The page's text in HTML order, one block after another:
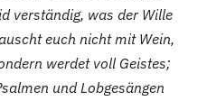
verständig, was der Wille
euch nicht mit Wein,
werdet voll Geistes;
und Lobgesängen